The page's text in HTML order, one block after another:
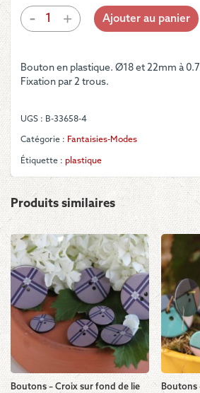
à
0.90€
-
quantité
de
Rond
avec
+ Ajouter au panier
Bouton en plastique. Ø18 et 22mm à
Fixation par 2 trous.
UGS : B-33658-4
Catégorie : Fantaisies-Modes
Étiquette : plastique
Produits similaires
Boutons – Croix sur fond de lie
Boutons